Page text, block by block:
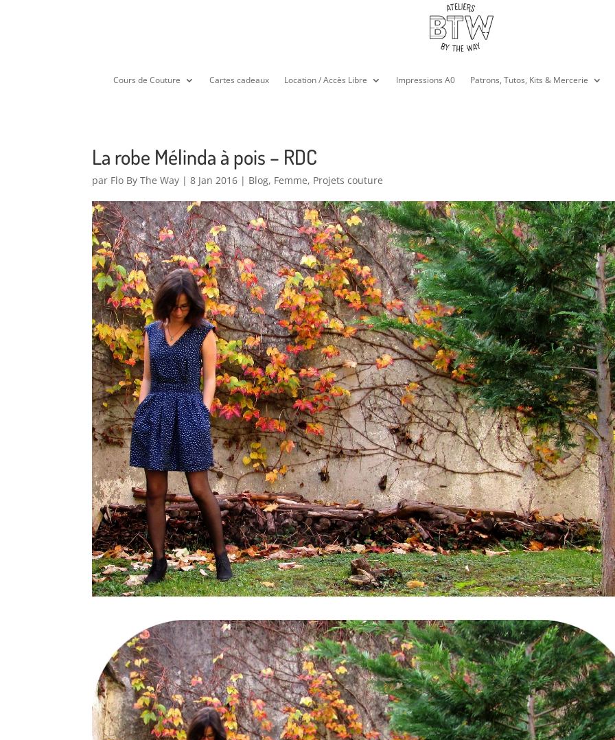
Cours de Couture Cartes cadeaux Location / Accès Libre Impressions A0 Patrons, Tutos, Kits & Mercerie
La robe Mélinda à pois – RDC
par Flo By The Way |8 Jan 2016 | Blog, Femme, Projets couture